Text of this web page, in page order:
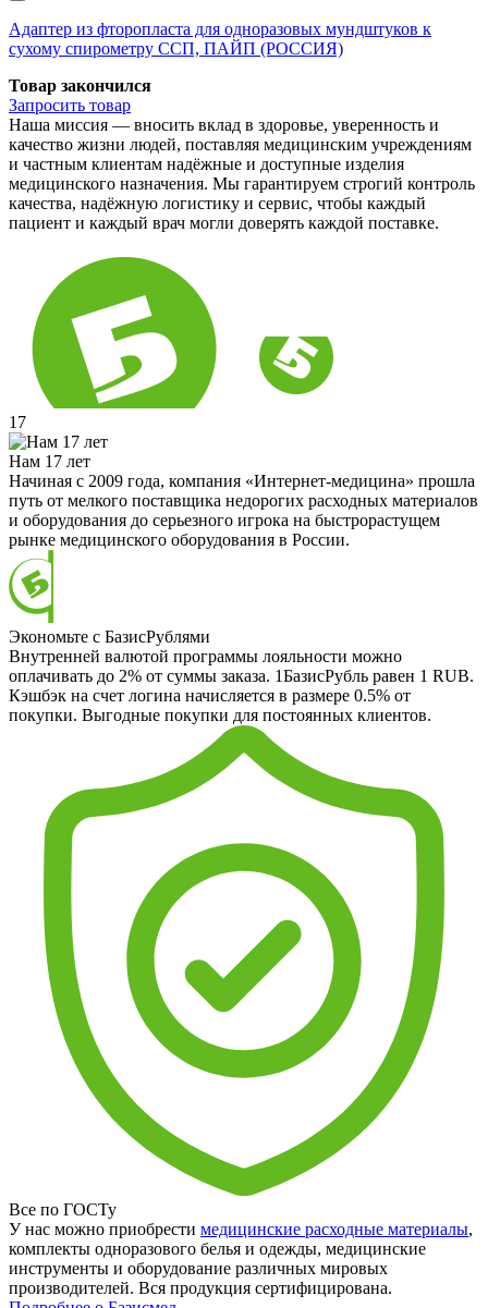
Адаптер из фторопласта для одноразовых мундштуков к
сухому спирометру ССП, ПАЙП (РОССИЯ)
Товар закончился
Запросить товар
Наша миссия — вносить вклад в здоровье, уверенность и
качество жизни людей, поставляя медицинским учреждениям
и частным клиентам надёжные и доступные изделия
медицинского назначения. Мы гарантируем строгий контроль
качества, надёжную логистику и сервис, чтобы каждый
пациент и каждый врач могли доверять каждой поставке.
17
Нам 17 лет
Начиная с 2009 года, компания «Интернет-медицина» прошла
путь от мелкого поставщика недорогих расходных материалов
и оборудования до серьезного игрока на быстрорастущем
рынке медицинского оборудования в России.
Экономьте с БазисРублями
Внутренней валютой программы лояльности можно
оплачивать до 2% от суммы заказа. 1БазисРубль равен 1 RUB.
Кэшбэк на счет логина начисляется в размере 0.5% от
покупки. Выгодные покупки для постоянных клиентов.
Все по ГОСТу
У нас можно приобрести медицинские расходные материалы,
комплекты одноразового белья и одежды, медицинские
инструменты и оборудование различных мировых
производителей. Вся продукция сертифицирована.